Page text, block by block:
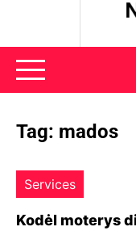
News Nest
Tag: mados
Services
Kodėl moterys